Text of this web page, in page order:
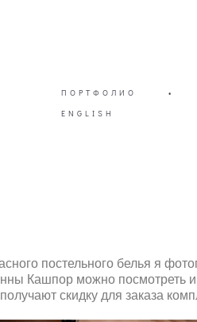
ПОРТФОЛИО •
ENGLISH
постельного белья я
Кашпор можно посмотреть и
скидку для заказа